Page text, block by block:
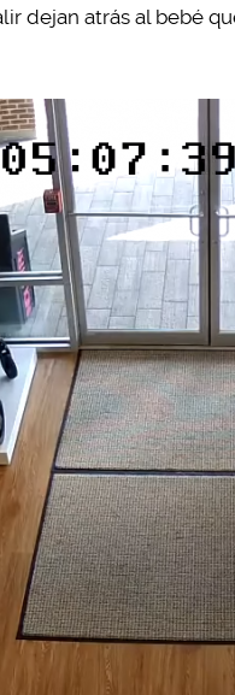
dejan atrás al bebé